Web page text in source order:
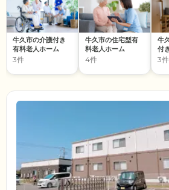
牛久市の介護付き
有料老人ホーム
3件
牛久市の住宅型有
料老人ホーム
4件
牛
付
宅
3件